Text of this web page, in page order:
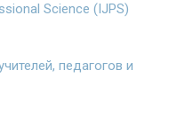
Science (IJPS)
педагогов и